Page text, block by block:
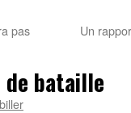
pas
Un
de bataille